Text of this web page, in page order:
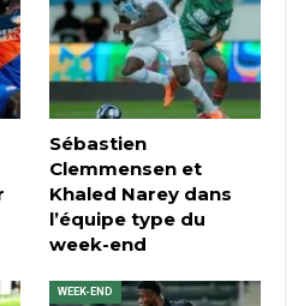
Sébastien
Clemmensen et
Khaled Narey dans
l’équipe type du
week-end
WEEK-END